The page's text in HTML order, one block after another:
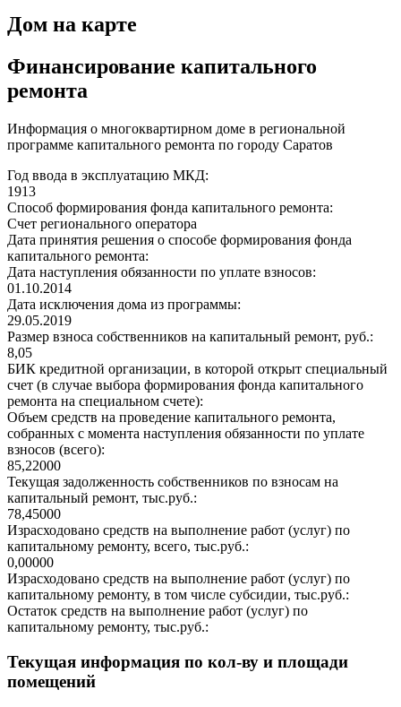
Дом на карте
Финансирование капитального
ремонта
Информация о многоквартирном доме в региональной
программе капитального ремонта по городу Саратов
Год ввода в эксплуатацию МКД:
1913
Способ формирования фонда капитального ремонта:
Счет регионального оператора
Дата принятия решения о способе формирования фонда
капитального ремонта:
Дата наступления обязанности по уплате взносов:
01.10.2014
Дата исключения дома из программы:
29.05.2019
Размер взноса собственников на капитальный ремонт, руб.:
8,05
БИК кредитной организации, в которой открыт специальный
счет (в случае выбора формирования фонда капитального
ремонта на специальном счете):
Объем средств на проведение капитального ремонта,
собранных с момента наступления обязанности по уплате
взносов (всего):
85,22000
Текущая задолженность собственников по взносам на
капитальный ремонт, тыс.руб.:
78,45000
Израсходовано средств на выполнение работ (услуг) по
капитальному ремонту, всего, тыс.руб.:
0,00000
Израсходовано средств на выполнение работ (услуг) по
капитальному ремонту, в том числе субсидии, тыс.руб.:
Остаток средств на выполнение работ (услуг) по
капитальному ремонту, тыс.руб.:
Текущая информация по кол-ву и площади
помещений